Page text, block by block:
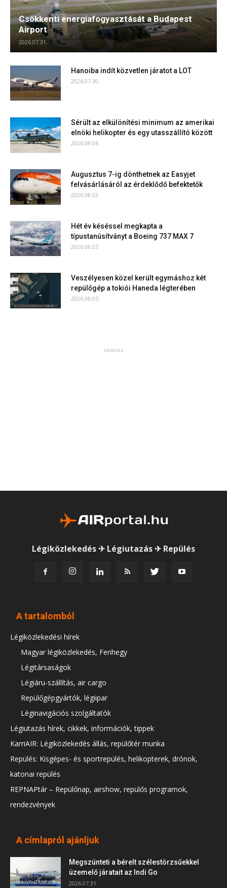
Csökkenti energiafogyasztását a Budapest
Airport
2026.07.31.
Hanoiba indít közvetlen járatot a LOT
2026.07.30.
Sérült az elkülönítési minimum az amerikai
elnöki helikopter és egy utasszállító között
2026.08.06.
Augusztus 7-ig dönthetnek az Easyjet
felvásárlásáról az érdeklődő befektetők
2026.08.03.
Hét év késéssel megkapta a
típustanúsítványt a Boeing 737 MAX 7
2026.08.03.
Veszélyesen közel került egymáshoz két
repülőgép a tokiói Haneda légterében
2026.08.05.
Hirdetés
Légiközlekedés ✈ Légiutazás ✈ Repülés
A tartalomból
Légiközlekedési hírek
Magyar légiközlekedés, Ferihegy
Légitársaságok
Légiáru-szállítás, air cargo
Repülőgépgyártók, légiipar
Léginavigációs szolgáltatók
Légiutazás hírek, cikkek, információk, tippek
KarriAIR: Légiközlekedés állás, repülőtér munka
Repülés: Kisgépes- és sportrepülés, helikopterek, drónok,
katonai repülés
REPNAPtár – Repülőnap, airshow, repülős programok,
rendezvények
A címlapról ajánljuk
Megszünteti a bérelt szélestörzsűekkel
üzemelő járatait az Indi Go
2026.07.31.